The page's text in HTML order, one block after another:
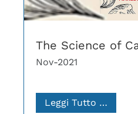
The Science of
Nov-2021
Leggi Tutto …